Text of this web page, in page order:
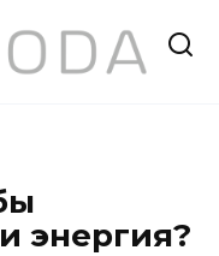
энергия?